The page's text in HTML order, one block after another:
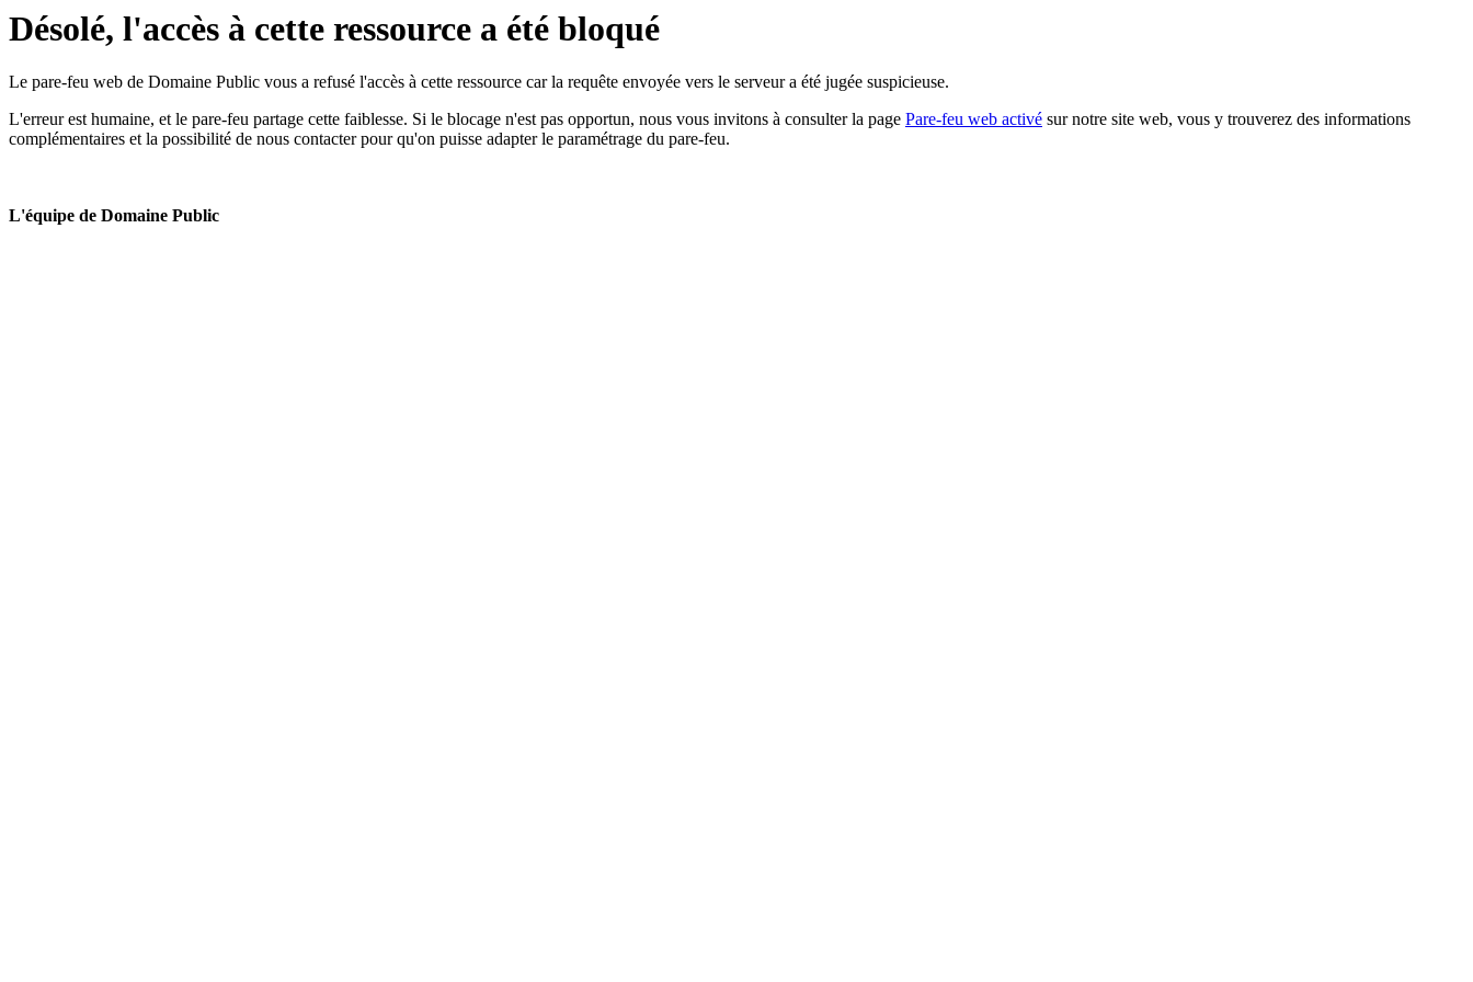
Désolé, l'accès à cette ressource a été bloqué
Le pare-feu web de Domaine Public vous a refusé l'accès à cette ressource car la requête envoyée vers le serveur a été jugée suspicieuse.
L'erreur est humaine, et le pare-feu partage cette faiblesse. Si le blocage n'est pas opportun, nous vous invitons à consulter la page Pare-feu web activé sur notre site web, vous y trouverez des informations
complémentaires et la possibilité de nous contacter pour qu'on puisse adapter le paramétrage du pare-feu.
L'équipe de Domaine Public